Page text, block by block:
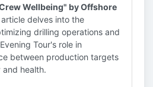
Wellbeing" by Offshore
delves into the
drilling operations and
Tour's role in
between production targets
health.